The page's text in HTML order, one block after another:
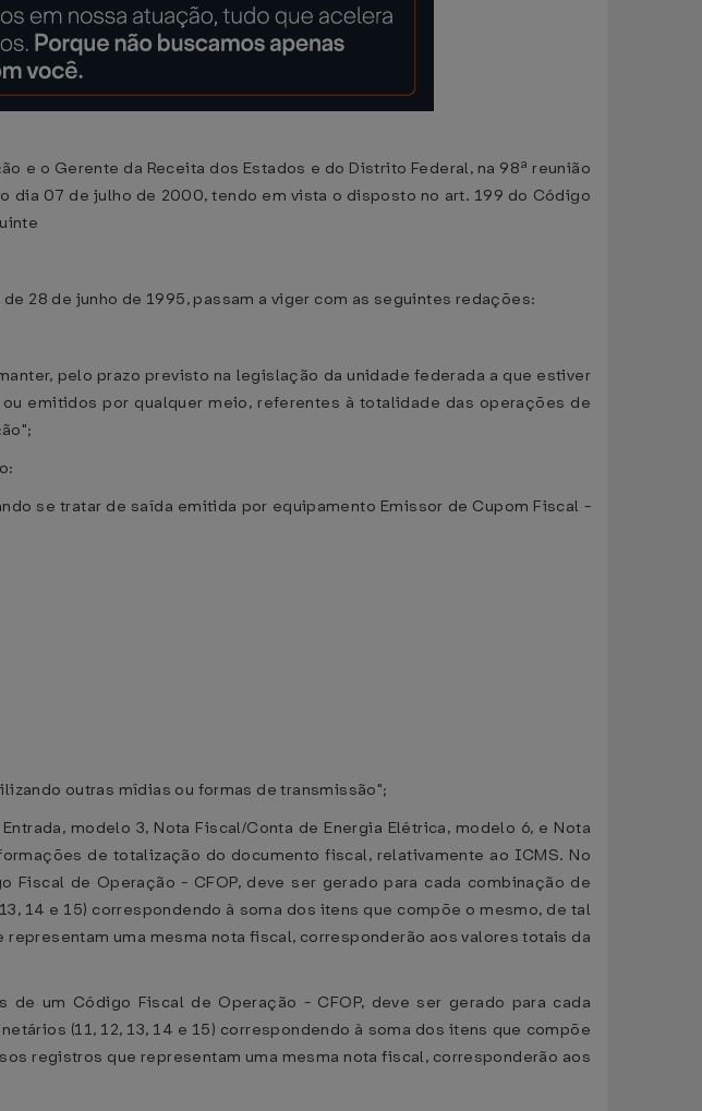
e o Gerente da Receita dos Estados e do Distrito Federal, na 98ª reunião
dia 07 de julho de 2000, tendo em vista o disposto no art. 199 do Código
28 de junho de 1995, passam a viger com as seguintes redações:
pelo prazo previsto na legislação da unidade federada a que estiver
emitidos por qualquer meio, referentes à totalidade das operações de
se tratar de saída emitida por equipamento Emissor de Cupom Fiscal -
outras mídias ou formas de transmissão";
modelo 3, Nota Fiscal/Conta de Energia Elétrica, modelo 6, e Nota
de totalização do documento fiscal, relativamente ao ICMS. No
de Operação - CFOP, deve ser gerado para cada combinação de
14 e 15) correspondendo à soma dos itens que compõe o mesmo, de tal
uma mesma nota fiscal, corresponderão aos valores totais da
um Código Fiscal de Operação - CFOP, deve ser gerado para cada
(11, 12, 13, 14 e 15) correspondendo à soma dos itens que compõe
registros que representam uma mesma nota fiscal, corresponderão aos